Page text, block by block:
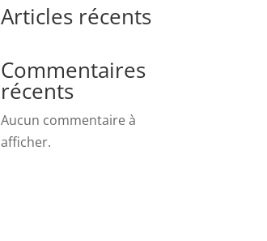
Articles récents
Commentaires
récents
Aucun commentaire à
afficher.